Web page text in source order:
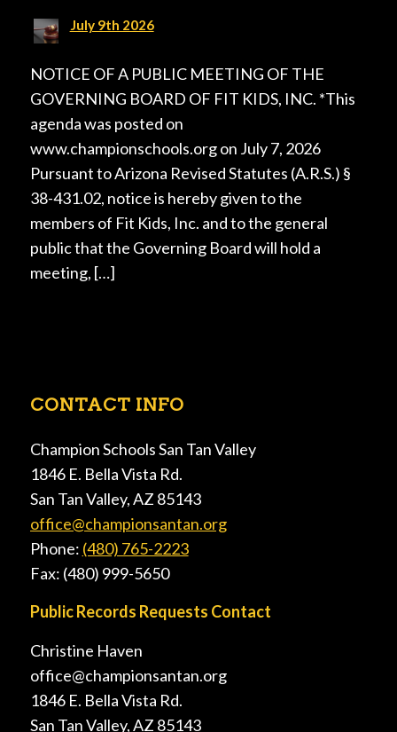
July 9th 2026
NOTICE OF A PUBLIC MEETING OF THE
GOVERNING BOARD OF FIT KIDS, INC. *This
agenda was posted on
www.championschools.org on July 7, 2026
Pursuant to Arizona Revised Statutes (A.R.S.) §
38-431.02, notice is hereby given to the
members of Fit Kids, Inc. and to the general
public that the Governing Board will hold a
meeting, […]
CONTACT INFO
Champion Schools San Tan Valley
1846 E. Bella Vista Rd.
San Tan Valley, AZ 85143
office@championsantan.org
Phone: (480) 765-2223
Fax: (480) 999-5650
Public Records Requests Contact
Christine Haven
office@championsantan.org
1846 E. Bella Vista Rd.
San Tan Valley, AZ 85143